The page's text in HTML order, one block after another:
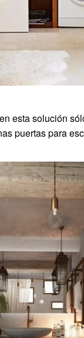
esta solución
puertas para